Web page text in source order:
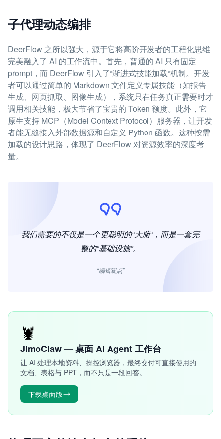
子代理动态编排
DeerFlow 之所以强大，源于它将高阶开发者的工程化思维
完美融入了 AI 的工作流中。首先，普通的 AI 只有固定
prompt，而 DeerFlow 引入了“渐进式技能加载“机制。开发
者可以通过简单的 Markdown 文件定义专属技能（如报告
生成、网页抓取、图像生成），系统只在任务真正需要时才
调用相关技能，极大节省了宝贵的 Token 额度。此外，它
原生支持 MCP（Model Context Protocol）服务器，让开发
者能无缝接入外部数据源和自定义 Python 函数。这种按需
加载的设计思路，体现了 DeerFlow 对资源效率的深度考
量。
我们需要的不仅是一个更聪明的“大脑“，而是一套完
整的“基础设施”。
“编辑观点”
🦞
JimoClaw — 桌面 AI Agent 工作台
让 AI 处理本地资料、操控浏览器，最终交付可直接使用的
文档、表格与 PPT，而不只是一段回答。
下载桌面版